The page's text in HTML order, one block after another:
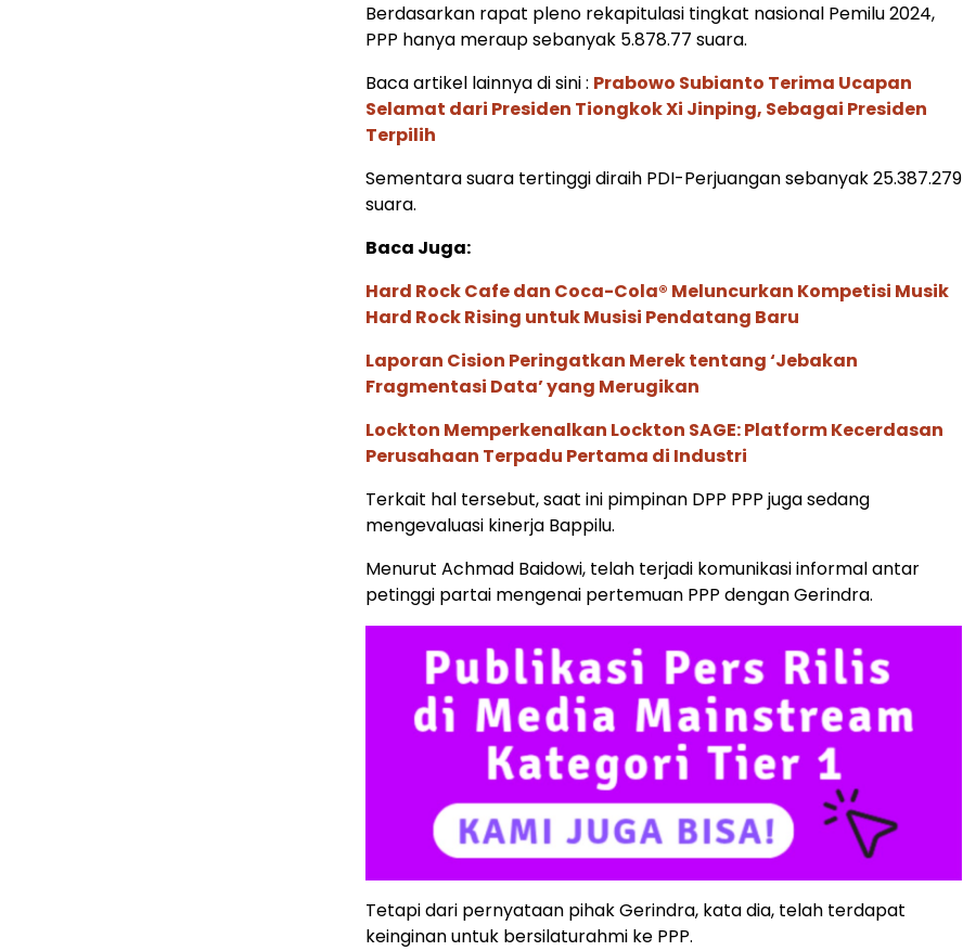
Berdasarkan rapat pleno rekapitulasi tingkat nasional Pemilu 2024,
PPP hanya meraup sebanyak 5.878.77 suara.
Baca artikel lainnya di sini : Prabowo Subianto Terima Ucapan
Selamat dari Presiden Tiongkok Xi Jinping, Sebagai Presiden
Terpilih
Sementara suara tertinggi diraih PDI-Perjuangan sebanyak 25.387.279
suara.
Baca Juga:
Hard Rock Cafe dan Coca-Cola® Meluncurkan Kompetisi Musik
Hard Rock Rising untuk Musisi Pendatang Baru
Laporan Cision Peringatkan Merek tentang ‘Jebakan
Fragmentasi Data’ yang Merugikan
Lockton Memperkenalkan Lockton SAGE: Platform Kecerdasan
Perusahaan Terpadu Pertama di Industri
Terkait hal tersebut, saat ini pimpinan DPP PPP juga sedang
mengevaluasi kinerja Bappilu.
Menurut Achmad Baidowi, telah terjadi komunikasi informal antar
petinggi partai mengenai pertemuan PPP dengan Gerindra.
Tetapi dari pernyataan pihak Gerindra, kata dia, telah terdapat
keinginan untuk bersilaturahmi ke PPP.